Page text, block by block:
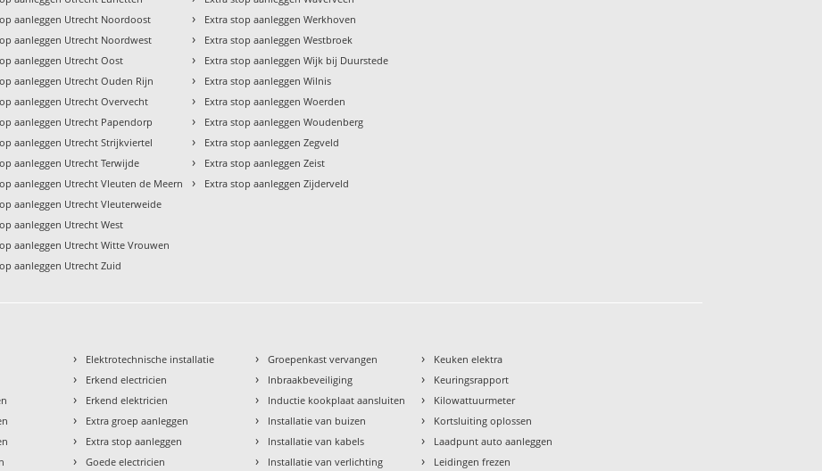
aanleggen Utrecht Noordoost
aanleggen Utrecht Noordwest
aanleggen Utrecht Oost
aanleggen Utrecht Ouden Rijn
aanleggen Utrecht Overvecht
aanleggen Utrecht Papendorp
aanleggen Utrecht Strijkviertel
aanleggen Utrecht Terwijde
aanleggen Utrecht Vleuten de Meern
aanleggen Utrecht Vleuterweide
aanleggen Utrecht West
aanleggen Utrecht Witte Vrouwen
aanleggen Utrecht Zuid
› Extra stop aanleggen Werkhoven
› Extra stop aanleggen Westbroek
› Extra stop aanleggen Wijk bij Duurstede
› Extra stop aanleggen Wilnis
› Extra stop aanleggen Woerden
› Extra stop aanleggen Woudenberg
› Extra stop aanleggen Zegveld
› Extra stop aanleggen Zeist
› Extra stop aanleggen Zijderveld
› Elektrotechnische installatie
› Erkend electricien
› Erkend elektricien
› Extra groep aanleggen
› Extra stop aanleggen
› Goede electricien
› Groepenkast vervangen
› Inbraakbeveiliging
› Inductie kookplaat aansluiten
› Installatie van buizen
› Installatie van kabels
› Installatie van verlichting
› Keuken elektra
› Keuringsrapport
› Kilowattuurmeter
› Kortsluiting oplossen
› Laadpunt auto aanleggen
› Leidingen frezen